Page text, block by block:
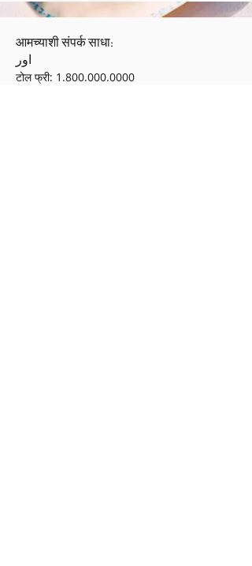
आमच्याशी संपर्क साधा:
اور
टोल फ्री: 1.800.000.0000